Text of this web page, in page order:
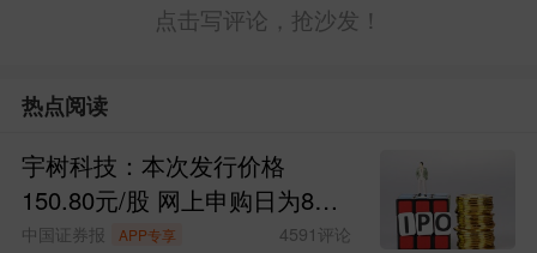
点击写评论，抢沙发！
热点阅读
宇树科技：本次发行价格
150.80元/股 网上申购日为8月
10日
中国证券报 APP专享 4591评论